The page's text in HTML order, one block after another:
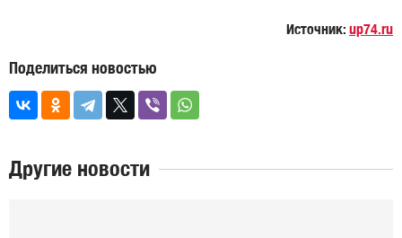
Источник: up74.ru
Поделиться новостью
Другие новости